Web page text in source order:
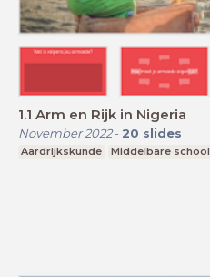
1.1 Arm en Rijk in Nigeria
November 2022- 20 slides
Aardrijkskunde Middelbare school